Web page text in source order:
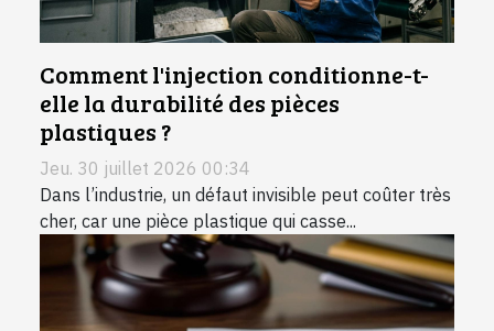
Comment l'injection conditionne-t-
elle la durabilité des pièces
plastiques ?
Jeu. 30 juillet 2026 00:34
Dans l’industrie, un défaut invisible peut coûter très
cher, car une pièce plastique qui casse...